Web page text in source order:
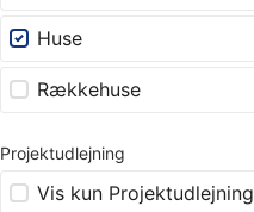
Huse
Rækkehuse
Projektudlejning
Vis kun Projektudlejning